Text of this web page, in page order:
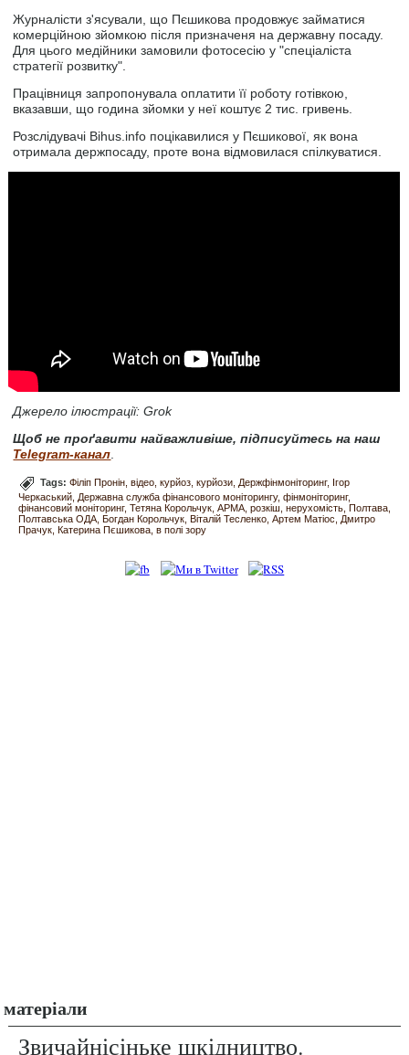
Журналісти з'ясували, що Пєшикова продовжує займатися
комерційною зйомкою після призначеня на державну посаду.
Для цього медійники замовили фотосесію у "спеціаліста
стратегії розвитку".
Працівниця запропонувала оплатити її роботу готівкою,
вказавши, що година зйомки у неї коштує 2 тис. гривень.
Розслідувачі Bihus.info поцікавилися у Пєшикової, як вона
отримала держпосаду, проте вона відмовилася спілкуватися.
Джерело ілюстрації: Grok
Щоб не проґавити найважливіше, підписуйтесь на наш
Telegram-канал
Tags:Філіп Пронін відео курйоз курйози Держфінмоніторинг Ігор
Черкаський Державна служба фінансового моніторингу фінмоніторинг
фінансовий моніторинг Тетяна Корольчук АРМА розкіш нерухомість Полтава
Полтавська ОДА Богдан Корольчук Віталій Тесленко Артем Матіос
Дмитро
Прачук Катерина Пєшикова в полі зору
матеріали
Звичайнісіньке шкідництво.